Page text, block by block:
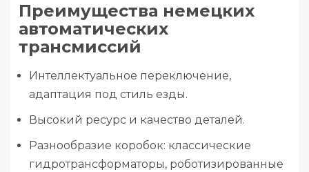
Преимущества немецких
автоматических
трансмиссий
Интеллектуальное переключение,
адаптация под стиль езды.
Высокий ресурс и качество деталей.
Разнообразие коробок: классические
гидротрансформаторы, роботизированные